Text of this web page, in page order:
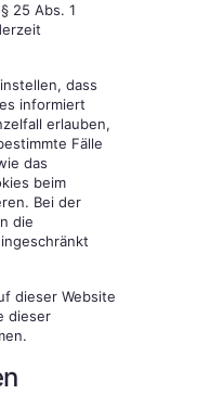
25 Abs. 1
dass
informiert
erlauben,
Fälle
das
beim
Bei der
die
dieser Website
dieser